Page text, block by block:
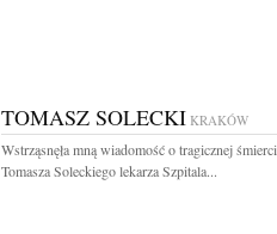
TOMASZ SOLECKI KRAKÓW
Wstrząsnęła mną wiadomość o tragicznej śmierci
Tomasza Soleckiego lekarza Szpitala...